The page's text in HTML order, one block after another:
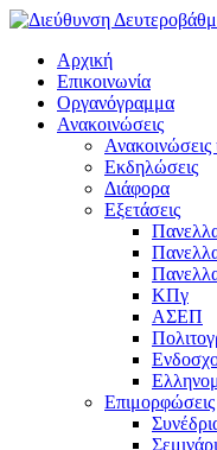
Αρχική
Επικοινωνία
Οργανόγραμμα
Ανακοινώσεις
Εκδηλώσεις
Διάφορα
Εξετάσεις
ΚΠγ
ΑΣΕΠ
Επιμορφώσεις